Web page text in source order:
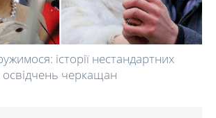
історії нестандартних
освідчень черкащан